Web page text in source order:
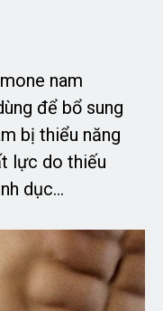
nam
để bổ sung
bị thiểu năng
lực do thiếu
dục…